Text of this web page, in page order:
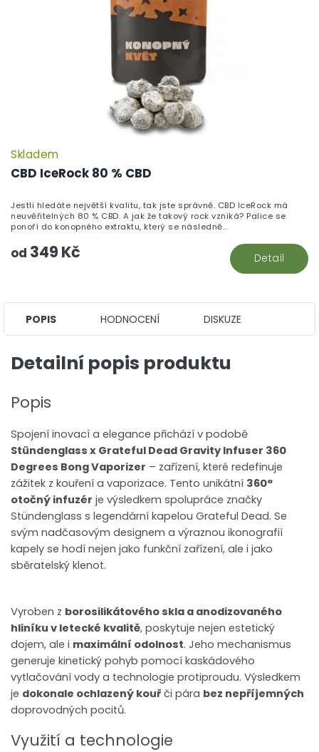
CBD IceRock 80 % CBD
Skladem
od 349 Kč Detail
Jestli hledáte největší kvalitu, tak jste správně. CBD IceRock má
neuvěřitelných 80 % CBD. A jak že takový rock vzniká? Palice se
ponoří do konopného extraktu, který se následně...
POPIS HODNOCENÍ DISKUZE
Detailní popis produktu
Popis
Spojení inovací a elegance přichází v podobě
Stündenglass x Grateful Dead Gravity Infuser 360
Degrees Bong Vaporizer – zařízení, které redefinuje
zážitek z kouření a vaporizace. Tento unikátní 360°
otočný infuzér je výsledkem spolupráce značky
Stündenglass s legendární kapelou Grateful Dead. Se
svým nadčasovým designem a výraznou ikonografií
kapely se hodí nejen jako funkční zařízení, ale i jako
sběratelský klenot.
Vyroben z borosilikátového skla a anodizovaného
hliníku v letecké kvalitě, poskytuje nejen estetický
dojem, ale i maximální odolnost. Jeho mechanismus
generuje kinetický pohyb pomocí kaskádového
vytlačování vody a technologie protiproudu. Výsledkem
je dokonale ochlazený kouř či pára bez nepříjemných
doprovodných pocitů.
Využití a technologie